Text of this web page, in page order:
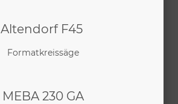
Altendorf F45
Formatkreissäge
MEBA 230 GA